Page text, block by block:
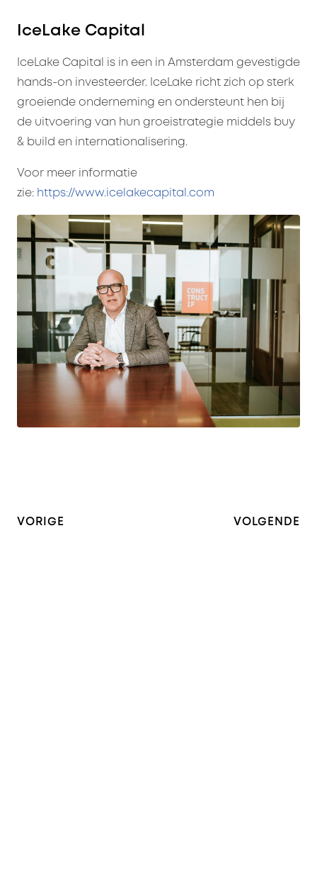
IceLake Capital
IceLake Capital is in een in Amsterdam gevestigde
hands-on investeerder. IceLake richt zich op sterk
groeiende onderneming en ondersteunt hen bij
de uitvoering van hun groeistrategie middels buy
& build en internationalisering.
Voor meer informatie
zie: https://www.icelakecapital.com
VORIGE VOLGENDE